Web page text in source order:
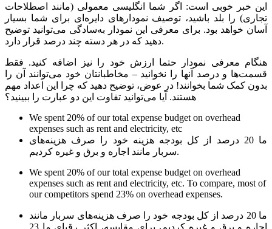
این خبر خوبی است: اگر شما انگلیسی معمولی (مانند اصطلاحات
تجاری) را بلد باشید، توصیف نمودارهای دایره‌ای برای شما بسیار
آسان خواهد بود. برای معرفی این نمودار به‌سادگی می‌توانید توضیح
دهید که در هر دسته چند درصد قرار دارد.
هنگام معرفی نمودار حتما ارزش خود را نیز اضافه کنید. فقط
قسمت‌ها و درصد آنها را نخوانید – مخاطبانتان خود می‌توانند آن را
بدون کمک شما بخوانند! در عوض، توضیح دهید که چرا این اعداد مهم
هستند. آیا می‌توانید تفاوت این دو عبارت را ببینید؟
We spent 20% of our total expense budget on overhead
expenses such as rent and electricity, etc
ما 20 درصد از کل بودجه هزینه خود را صرف هزینه‌های
سربار مانند اجاره و برق و غیره کردیم.
We spent 20% of our total expense budget on overhead
expenses such as rent and electricity, etc. To compare, most of
our competitors spend 23% on overhead expenses.
ما 20 درصد از کل بودجه خود را صرف هزینه‌های سربار مانند
اجاره و برق و غیره کردیم، برای مقایسه، اکثر رقبای ما 23